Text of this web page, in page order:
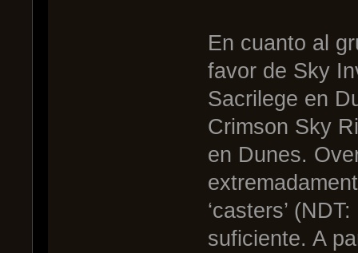
En cuanto al
favor de Sky
Sacrilege en
Crimson Sky
en Dunes.
‘casters’
suficiente. A